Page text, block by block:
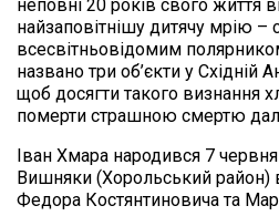
неповні 20 років свого життя
найзаповітнішу дитячу мрію –
всесвітньовідомим
названо три об’єкти у Східній
щоб досягти такого визнання
померти страшною смертю
Іван Хмара народився 7
Вишняки (Хорольський район)
Федора Костянтиновича та